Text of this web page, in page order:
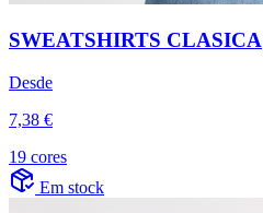
SWEATSHIRTS CLASICA
Desde
7,38 €
19 cores
Em stock